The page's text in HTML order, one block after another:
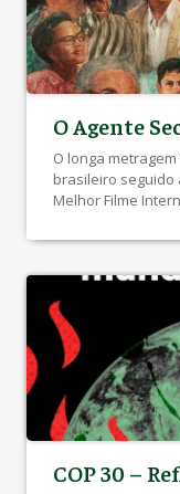
O Agente
O longa
brasileiro seguido
Melhor Filme
último com
sutil, além […]
COP 30 –